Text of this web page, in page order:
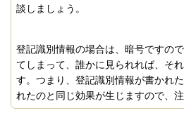
談しましょう。
登記識別情報の場合は、暗号ですの
てしまって、誰かに見られれば、そ
す。つまり、登記識別情報が書かれ
れたのと同じ効果が生じますので、注